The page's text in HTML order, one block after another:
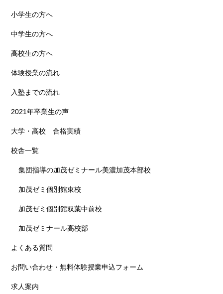
小学生の方へ
中学生の方へ
高校生の方へ
体験授業の流れ
入塾までの流れ
2021年卒業生の声
大学・高校 合格実績
校舎一覧
集団指導の加茂ゼミナール美濃加茂本部校
加茂ゼミ個別館東校
加茂ゼミ個別館双葉中前校
加茂ゼミナール高校部
よくある質問
お問い合わせ・無料体験授業申込フォーム
求人案内